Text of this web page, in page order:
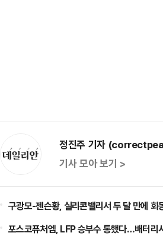
정진주 기자
기사 모아 보기 >
구광모-젠슨황, 실리콘밸리서 두 달 만에
포스코퓨처엠, LFP 승부수 통했다…배터리